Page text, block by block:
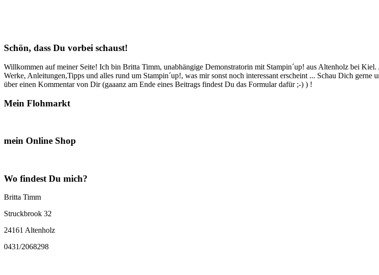
Schön, dass Du vorbei schaust!
Willkommen auf meiner Seite! Ich bin Britta Timm, unabhängige Demonstratorin mit Stampin´up! aus Altenholz bei
Werke, Anleitungen,Tipps und alles rund um Stampin´up!, was mir sonst noch interessant erscheint ... Schau Dich
über einen Kommentar von Dir (gaaanz am Ende eines Beitrags findest Du das Formular dafür ;-) ) !
Mein Flohmarkt
mein Online Shop
Wo findest Du mich?
Britta Timm
Struckbrook 32
24161 Altenholz
0431/2068298